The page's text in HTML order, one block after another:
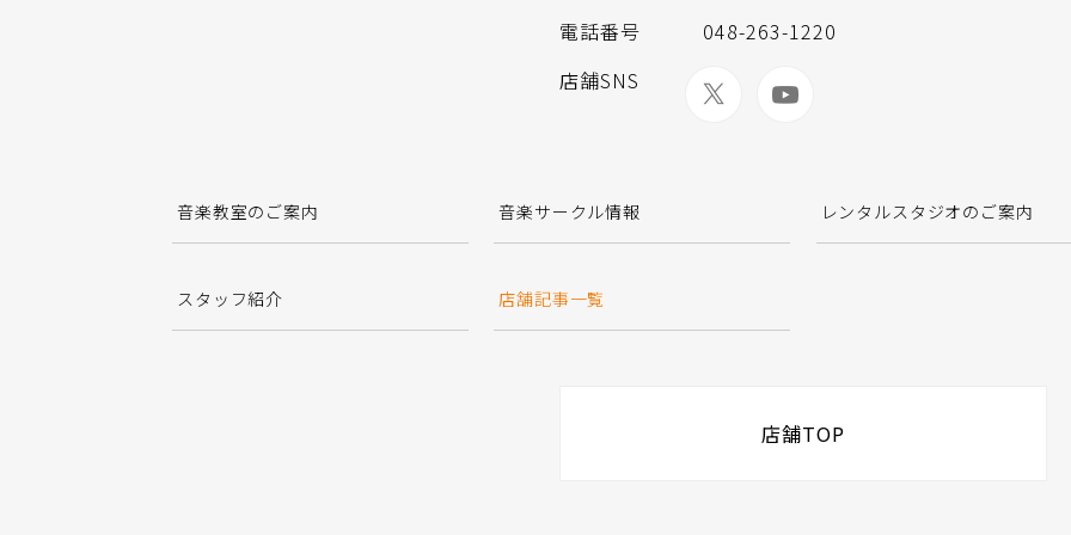
電話番号
048-263-1220
店舗SNS
音楽教室のご案内 音楽サークル情報 レンタルスタジオのご案内
スタッフ紹介 店舗記事一覧
店舗TOP